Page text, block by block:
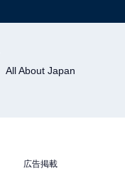
All About Japan
広告掲載